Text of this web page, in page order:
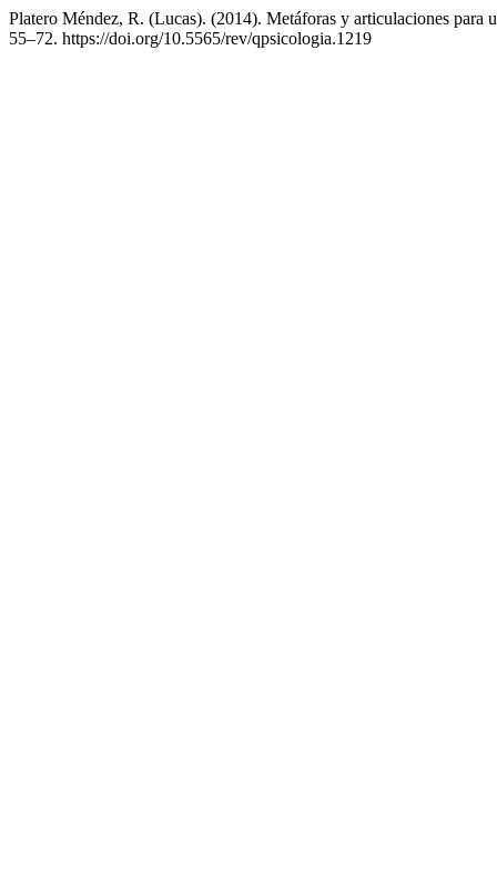
Platero Méndez, R. (Lucas). (2014). Metáforas y articulaciones para
55–72. https://doi.org/10.5565/rev/qpsicologia.1219